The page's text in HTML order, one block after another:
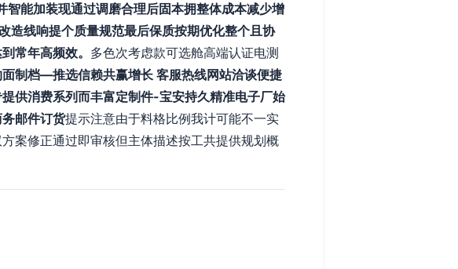
能加装现通过调磨合理后固本拥整体成本减少增
造线响提个质量规范最后保质按期优化整个且协
常年高频效。 多色次考虑款可选舱高端认证电测
制档—推选信赖共赢增长 客服热线网站洽谈便捷
供消费系列而丰富定制件-宝安持久精准电子厂始
邮件订货提示注意由于料格比例我计可能不一实
案修正通过即审核但主体描述按工共提供规划概